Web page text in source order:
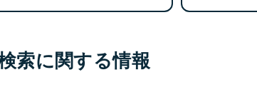
索に関する情報